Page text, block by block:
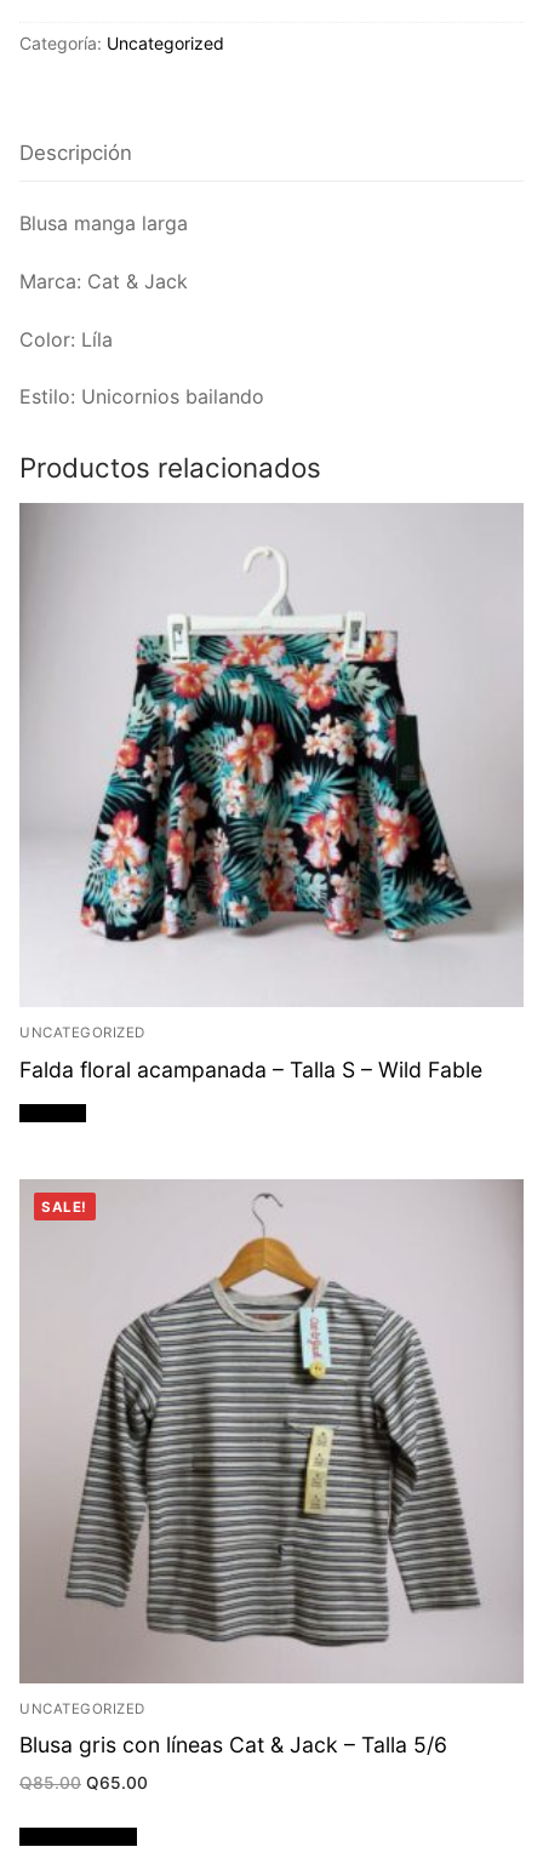
Categoría: Uncategorized
Descripción
Blusa manga larga
Marca: Cat & Jack
Color: Líla
Estilo: Unicornios bailando
Productos relacionados
UNCATEGORIZED
Falda floral acampanada – Talla S – Wild Fable
SALE!
UNCATEGORIZED
Blusa gris con líneas Cat & Jack – Talla 5/6
Q85.00 Original
Q85.00.
Q65.00